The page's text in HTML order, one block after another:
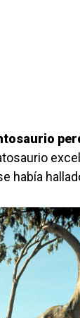
había